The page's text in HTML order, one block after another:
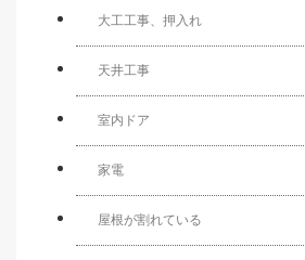
大工工事、押入れ
天井工事
室内ドア
家電
屋根が割れている